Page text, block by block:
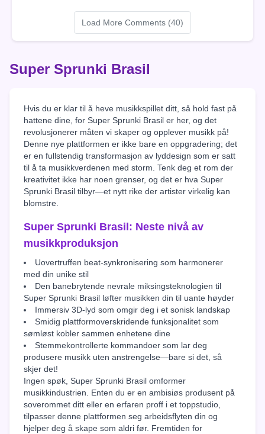
Load More Comments (40)
Super Sprunki Brasil
Hvis du er klar til å heve musikkspillet ditt, så hold fast på
hattene dine, for Super Sprunki Brasil er her, og det
revolusjonerer måten vi skaper og opplever musikk på!
Denne nye plattformen er ikke bare en oppgradering; det
er en fullstendig transformasjon av lyddesign som er satt
til å ta musikkverdenen med storm. Tenk deg et rom der
kreativitet ikke har noen grenser, og det er hva Super
Sprunki Brasil tilbyr—et nytt rike der artister virkelig kan
blomstre.
Super Sprunki Brasil: Neste nivå av
musikkproduksjon
Uovertruffen beat-synkronisering som harmonerer
med din unike stil
Den banebrytende nevrale miksingsteknologien til
Super Sprunki Brasil løfter musikken din til uante høyder
Immersiv 3D-lyd som omgir deg i et sonisk landskap
Smidig plattformoverskridende funksjonalitet som
sømløst kobler sammen enhetene dine
Stemmekontrollerte kommandoer som lar deg
produsere musikk uten anstrengelse—bare si det, så
skjer det!
Ingen spøk, Super Sprunki Brasil omformer
musikkindustrien. Enten du er en ambisiøs produsent på
soverommet ditt eller en erfaren proff i et toppstudio,
tilpasser denne plattformen seg arbeidsflyten din og
hjelper deg å skape som aldri før. Fremtiden for